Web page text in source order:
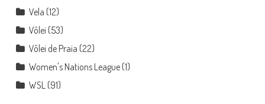
Vela (12)
Vôlei (53)
Vôlei de Praia (22)
Women's Nations League(1)
WSL (91)